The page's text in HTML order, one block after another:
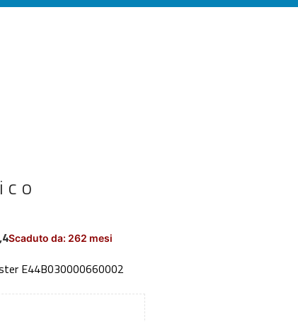
Scaduto da: 262 mesi
E44B030000660002